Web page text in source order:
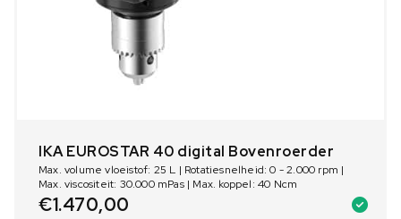
IKA EUROSTAR 40 digital Bovenroerder
Max. volume vloeistof: 25 L | Rotatiesnelheid: 0 - 2.000 rpm |
Max. viscositeit: 30.000 mPas | Max. koppel: 40 Ncm
€1.470,00